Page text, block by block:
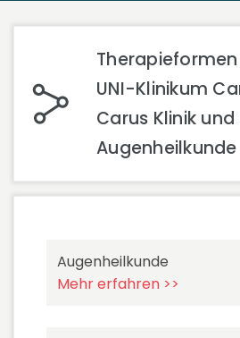
UNI-Klinikum
Carus Klinik
Augenheilkunde
Augenheilkunde
Mehr erfahren >>